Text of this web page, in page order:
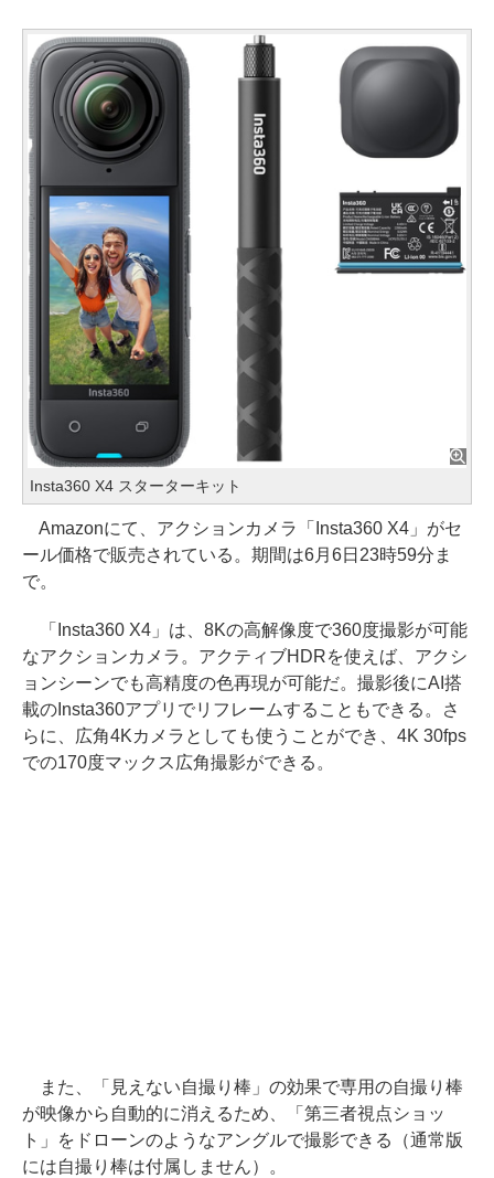
Insta360 X4 スターターキット
Amazonにて、アクションカメラ「Insta360 X4」がセ
ール価格で販売されている。期間は6月6日23時59分ま
で。
「Insta360 X4」は、8Kの高解像度で360度撮影が可能
なアクションカメラ。アクティブHDRを使えば、アクシ
ョンシーンでも高精度の色再現が可能だ。撮影後にAI搭
載のInsta360アプリでリフレームすることもできる。さ
らに、広角4Kカメラとしても使うことができ、4K 30fps
での170度マックス広角撮影ができる。
また、「見えない自撮り棒」の効果で専用の自撮り棒
が映像から自動的に消えるため、「第三者視点ショッ
ト」をドローンのようなアングルで撮影できる（通常版
には自撮り棒は付属しません）。